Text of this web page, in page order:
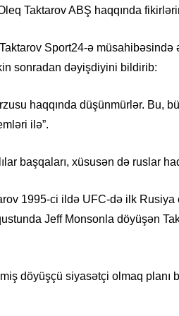
Taktarov ABŞ haqqında
Sport24-ə müsahibəsində
sonradan dəyişdiyini bildirib:
haqqında düşünmürlər. Bu,
ilə”.
başqaları, xüsusən də ruslar
1995-ci ildə UFC-də ilk Rusiya
Jeff Monsonla döyüşən
döyüşçü siyasətçi olmaq planı